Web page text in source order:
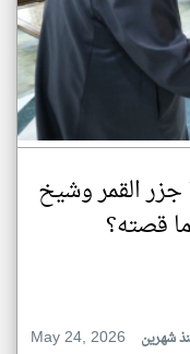
جزر القمر وشيخ
قصته؟
May 24, 2026
شهرين